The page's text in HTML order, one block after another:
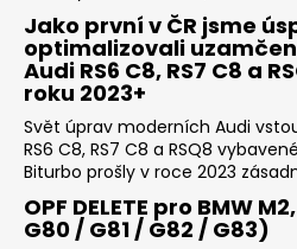
Jako první v ČR jsme
optimalizovali
Audi RS6 C8, RS7 C8 a
roku 2023+
Svět úprav moderních Audi
RS6 C8, RS7 C8 a RSQ8
Biturbo prošly v roce 2023
OPF DELETE pro BMW
G80 / G81 / G82 / G83)